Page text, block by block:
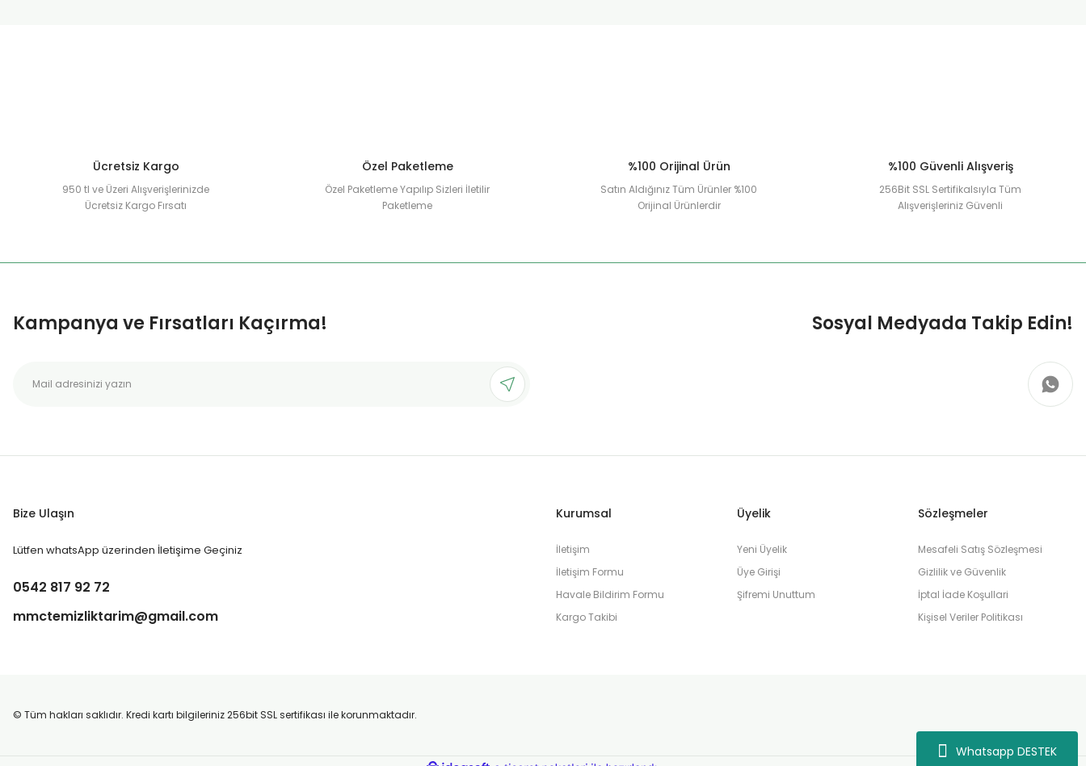
Whatsapp DESTEK
Ücretsiz Kargo
950 tl ve Üzeri Alışverişlerinizde
Ücretsiz Kargo Fırsatı
Özel Paketleme
Özel Paketleme Yapılıp Sizleri İletilir
Paketleme
%100 Orijinal Ürün
Satın Aldığınız Tüm Ürünler %100
Orijinal Ürünlerdir
%100 Güvenli Alışveriş
256Bit SSL Sertifikalsıyla Tüm
Alışverişleriniz Güvenli
Kampanya ve Fırsatları Kaçırma! Sosyal Medyada Takip Edin!
Bize Ulaşın
Lütfen whatsApp üzerinden İletişime Geçiniz
0542 817 92 72
mmctemizliktarim@gmail.com
Kurumsal
İletişim
İletişim Formu
Havale Bildirim Formu
Kargo Takibi
Üyelik
Yeni Üyelik
Üye Girişi
Şifremi Unuttum
Sözleşmeler
Mesafeli Satış Sözleşmesi
Gizlilik ve Güvenlik
İptal İade Koşullari
Kişisel Veriler Politikası
© Tüm hakları saklıdır. Kredi kartı bilgileriniz 256bit SSL sertifikası ile korunmaktadır.